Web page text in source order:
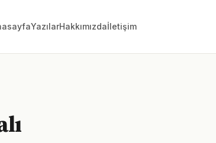
YazılarHakkımızdaİletişim